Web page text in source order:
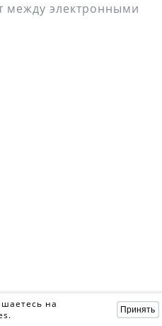
между электронными
на
Принять